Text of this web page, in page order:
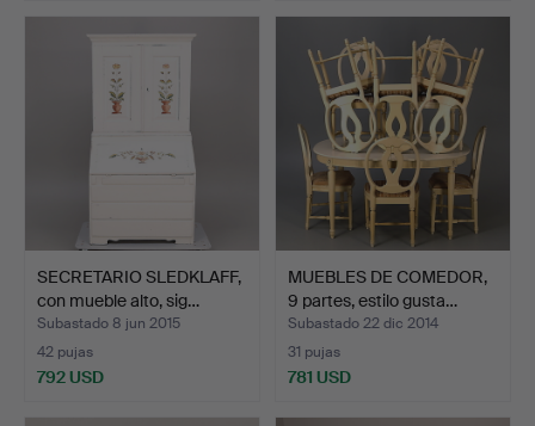
SECRETARIO SLEDKLAFF,
con mueble alto, sig…
Subastado 8 jun 2015
42 pujas
792 USD
MUEBLES DE COMEDOR,
9 partes, estilo gusta…
Subastado 22 dic 2014
31 pujas
781 USD